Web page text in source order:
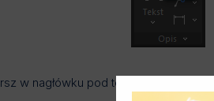
w nagłówku pod tekstem „Wykaz